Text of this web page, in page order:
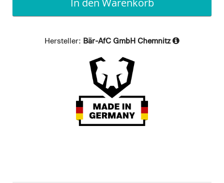
In den Warenkorb
Hersteller: Bär-AfC GmbH Chemnitz